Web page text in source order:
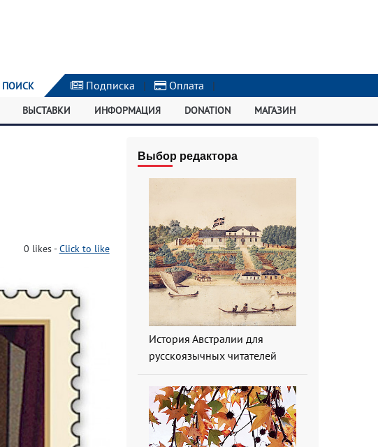
ПОИСК Подписка | Оплата |
ВЫСТАВКИ ИНФОРМАЦИЯ DONATION МАГАЗИН
0 likes-Click to like
Выбор редактора
История Австралии для
русскоязычных читателей